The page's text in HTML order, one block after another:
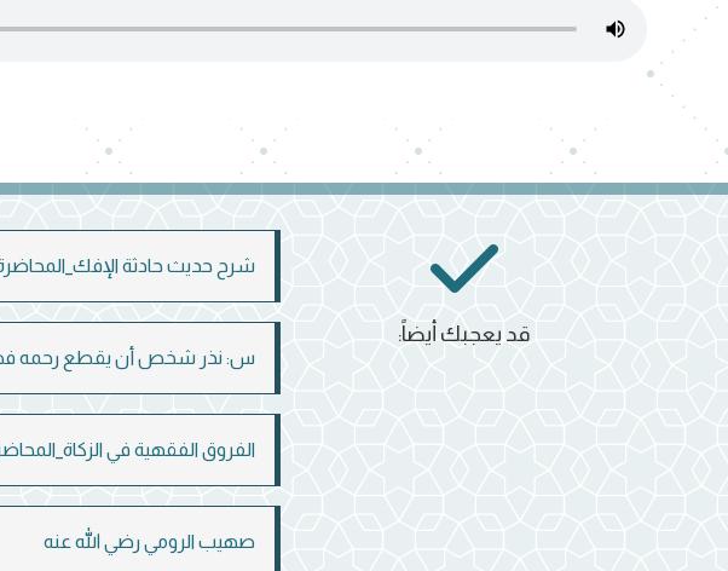
شرح حديث حادثة الإفك_المحاضرة
س: نذر شخص أن يقطع رحمه فهل
الفروق الفقهية في
صهيب الرومي رضي الله عنه
قد يعجبك أيضاً: